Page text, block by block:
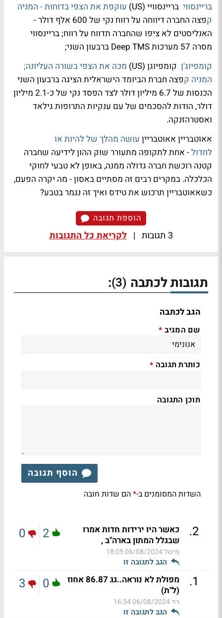
בריינסווי בריינסוויי (US)
עוקפת את הצפי בדוחות - המניה
ק
פצה החברה דיווחה על רווח נקי של 600 אלף דולר -
האנליסטים לא ציפו שהחברה תדווח על רווח; בריינסווי
מסרה 57 מערכות Deep TMS ברבעון השני;
קומפיוג'ן קומפיוגן (US)
מכה את הצפי בשורה העליונה;
המניה קפצה חברת הביומד הישראלית הציגה ברבעון השני
הכנסות של 6.7 מיליון דולר לצד הפסד נקי של כ-2.1 מיליון
דולר, הודות להסכמים של עם ענקיות התרופות גילאד
ואסטרהזנקה.
אאוטבריין אאוטבריין עושה מהלך של להיות או
לחדול- אחת לתקופה מתעורר שוק ההון לידיעה שחברה
קטנה רוכשת חברה גדולה ממנה, באופן לא טבעי לחוקי
הכלכלה. במקרים רבים זה מסתיים באסון - מה יקרה הפעם,
כשאאוטבריין תרכוש את טידס ואיך זה נגמר בטבע?
הוספת תגובה
3 תגובות | לקריאת כל התגובות
תגובות לכתבה (3)
:
הגב לכתבה
שם המגיב *
כותרת תגובה *
תוכן התגובה
הוסף תגובה
השדות המסומנים ב-*הם שדות חובה
2
.
כאשר היו ירידות חדות אמרו
שבגלל המתון בארה"ב ,
מישל06/08/2024 18:05
הגב לתגובה זו
2
0
1
.
מפולת לא נוראה..גג 86.87 אחוז
(ל"ת)
רזי06/08/2024 16:34
הגב לתגובה זו
0
3